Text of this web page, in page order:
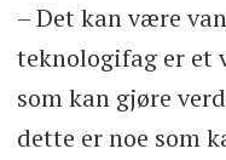
– Det kan være
teknologifag er et
som kan gjøre
dette er noe som